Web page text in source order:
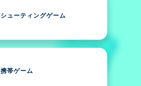
シューティングゲーム
携帯ゲーム